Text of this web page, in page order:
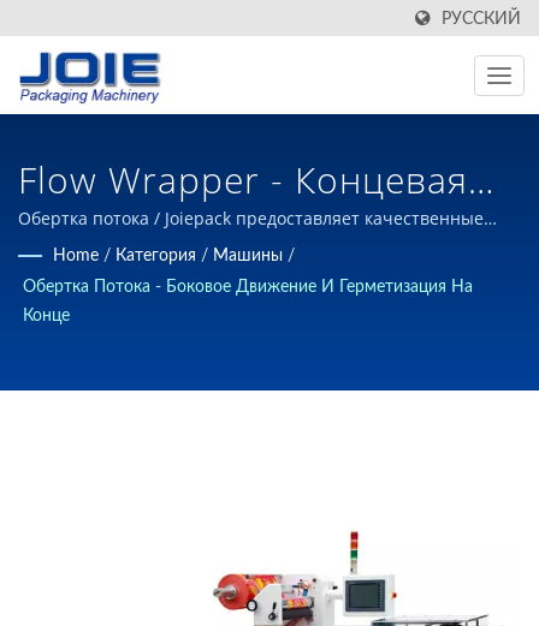
РУССКИЙ
Flow Wrapper - Концевая
Запечатка Box Motion |
Тайваньское
Проектирование И
Industrial Co., Ltd.
Обертка потока / Joiepack предоставляет качественные
решения по автоматизации упаковки для пищевой и
непищевой промышленности с десятилетиями
профессионального опыта в области упаковочного
Home / Категория / Машины /
Обертка Потока - Боковое Движение И Герметизация На
Конце